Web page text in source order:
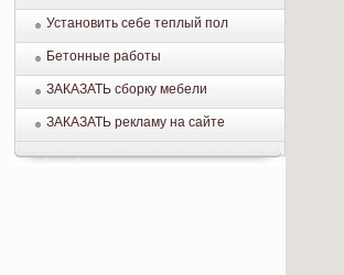
Установить себе теплый пол
Бетонные работы
ЗАКАЗАТЬ сборку мебели
ЗАКАЗАТЬ рекламу на сайте